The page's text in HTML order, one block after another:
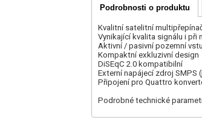
Podrobnosti o produktu
Kvalitní satelitní
Vynikající kvalita signálu i při
Aktivní / pasivní pozemní
Kompaktní exkluzivní design
DiSEqC 2.0 kompatibilní
Externí napájecí zdroj SMPS
Připojení pro Quattro
Podrobné technické